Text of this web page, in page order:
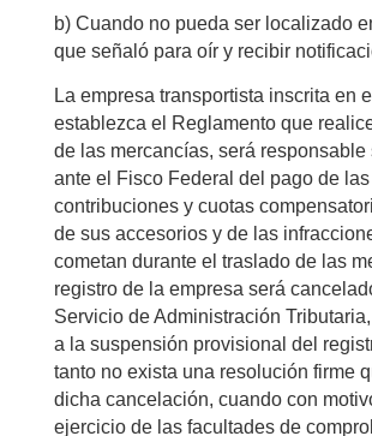
b) Cuando no pueda ser localizado
que señaló para oír y recibir
La empresa transportista inscrita en
establezca el Reglamento que
de las mercancías, será responsable
ante el Fisco Federal del pago de las
contribuciones y cuotas
de sus accesorios y de las
cometan durante el traslado de las
registro de la empresa será
Servicio de Administración
a la suspensión provisional del
tanto no exista una resolución firme
dicha cancelación, cuando con
ejercicio de las facultades de